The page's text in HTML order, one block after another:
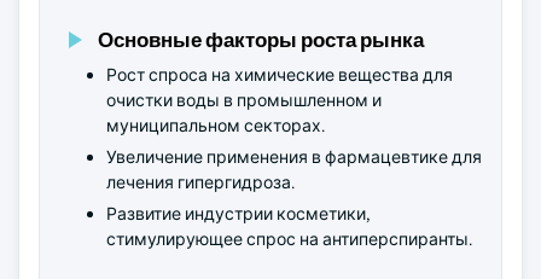
Основные факторы роста рынка
Рост спроса на химические вещества для
очистки воды в промышленном и
муниципальном секторах.
Увеличение применения в фармацевтике для
лечения гипергидроза.
Развитие индустрии косметики,
стимулирующее спрос на антиперспиранты.